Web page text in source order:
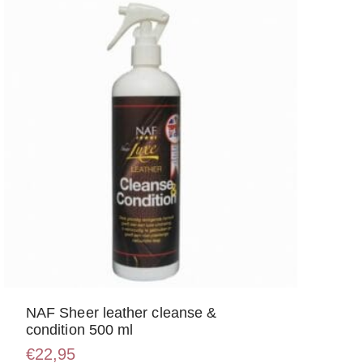
NAF Sheer leather cleanse &
condition 500 ml
€22,95